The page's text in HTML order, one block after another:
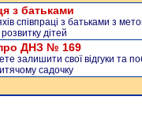
з батьками
співпраці з батьками з
дітей
про ДНЗ № 169
залишити свої відгуки та
садочку